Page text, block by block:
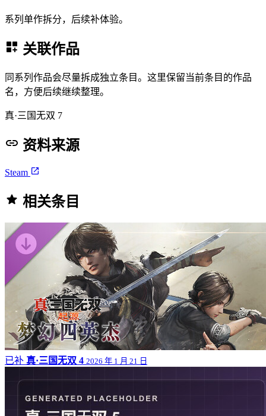
系列单作拆分，后续补体验。
关联作品
同系列作品会尽量拆成独立条目。这里保留当前条目的作品
名，方便后续继续整理。
真·三国无双 7
资料来源
Steam
相关条目
已补 真·三国无双 4 2026 年 1 月 21 日